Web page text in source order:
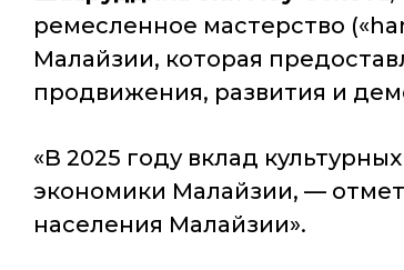
ремесленное мастерство
Малайзии, которая
продвижения, развития и
«В 2025 году вклад
экономики Малайзии, —
населения Малайзии».